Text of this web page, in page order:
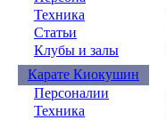
Техника
Статьи
Клубы и залы
Карате Киокушин
Персоналии
Техника